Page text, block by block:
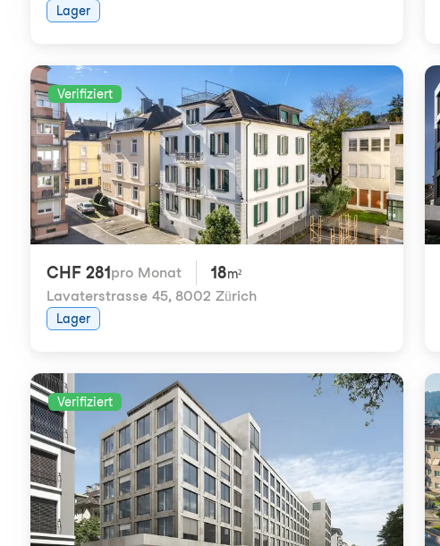
Lager
Verifiziert
CHF 281 pro Monat 18m²
Lavaterstrasse 45, 8002 Zürich
Lager
Verifiziert